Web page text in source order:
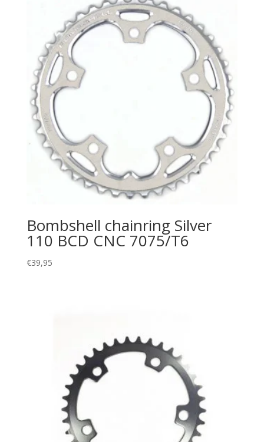
Bombshell chainring Silver
110 BCD CNC 7075/T6
€39,95